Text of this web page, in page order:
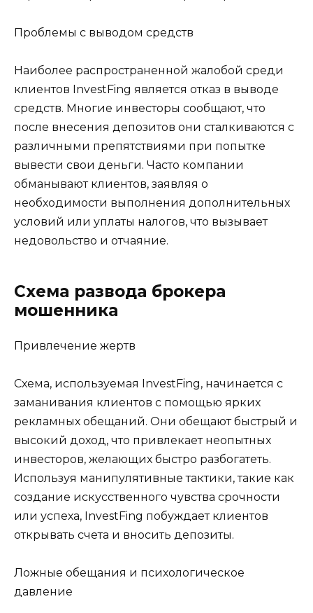
Проблемы с выводом средств
Наиболее распространенной жалобой среди
клиентов InvestFing является отказ в выводе
средств. Многие инвесторы сообщают, что
после внесения депозитов они сталкиваются с
различными препятствиями при попытке
вывести свои деньги. Часто компании
обманывают клиентов, заявляя о
необходимости выполнения дополнительных
условий или уплаты налогов, что вызывает
недовольство и отчаяние.
Схема развода брокера
мошенника
Привлечение жертв
Схема, используемая InvestFing, начинается с
заманивания клиентов с помощью ярких
рекламных обещаний. Они обещают быстрый и
высокий доход, что привлекает неопытных
инвесторов, желающих быстро разбогатеть.
Используя манипулятивные тактики, такие как
создание искусственного чувства срочности
или успеха, InvestFing побуждает клиентов
открывать счета и вносить депозиты.
Ложные обещания и психологическое
давление